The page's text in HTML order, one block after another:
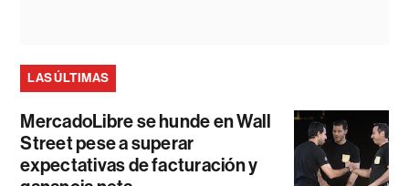
LAS ÚLTIMAS
MercadoLibre se hunde en Wall
Street pese a superar
expectativas de facturación y